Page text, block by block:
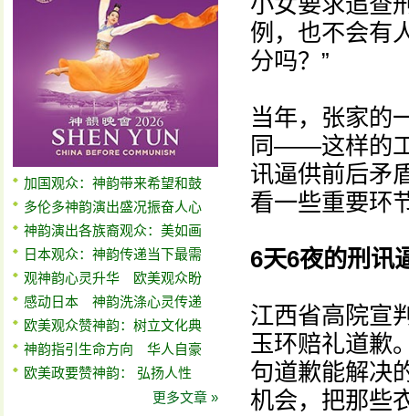
加国观众：神韵带来希望和鼓
多伦多神韵演出盛况振奋人心
神韵演出各族裔观众：美如画
日本观众：神韵传递当下最需
观神韵心灵升华 欧美观众盼
感动日本 神韵洗涤心灵传递
欧美观众赞神韵：树立文化典
神韵指引生命方向 华人自豪
欧美政要赞神韵： 弘扬人性
更多文章 »
例，也不会有
分吗？”
当年，张家的
同——这样的
讯逼供前后矛
看一些重要环
6天6夜的刑讯
江西省高院宣
玉环赔礼道歉
句道歉能解决
机会，把那些